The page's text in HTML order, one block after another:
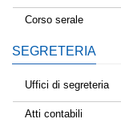
Corso serale
SEGRETERIA
Uffici di segreteria
Atti contabili